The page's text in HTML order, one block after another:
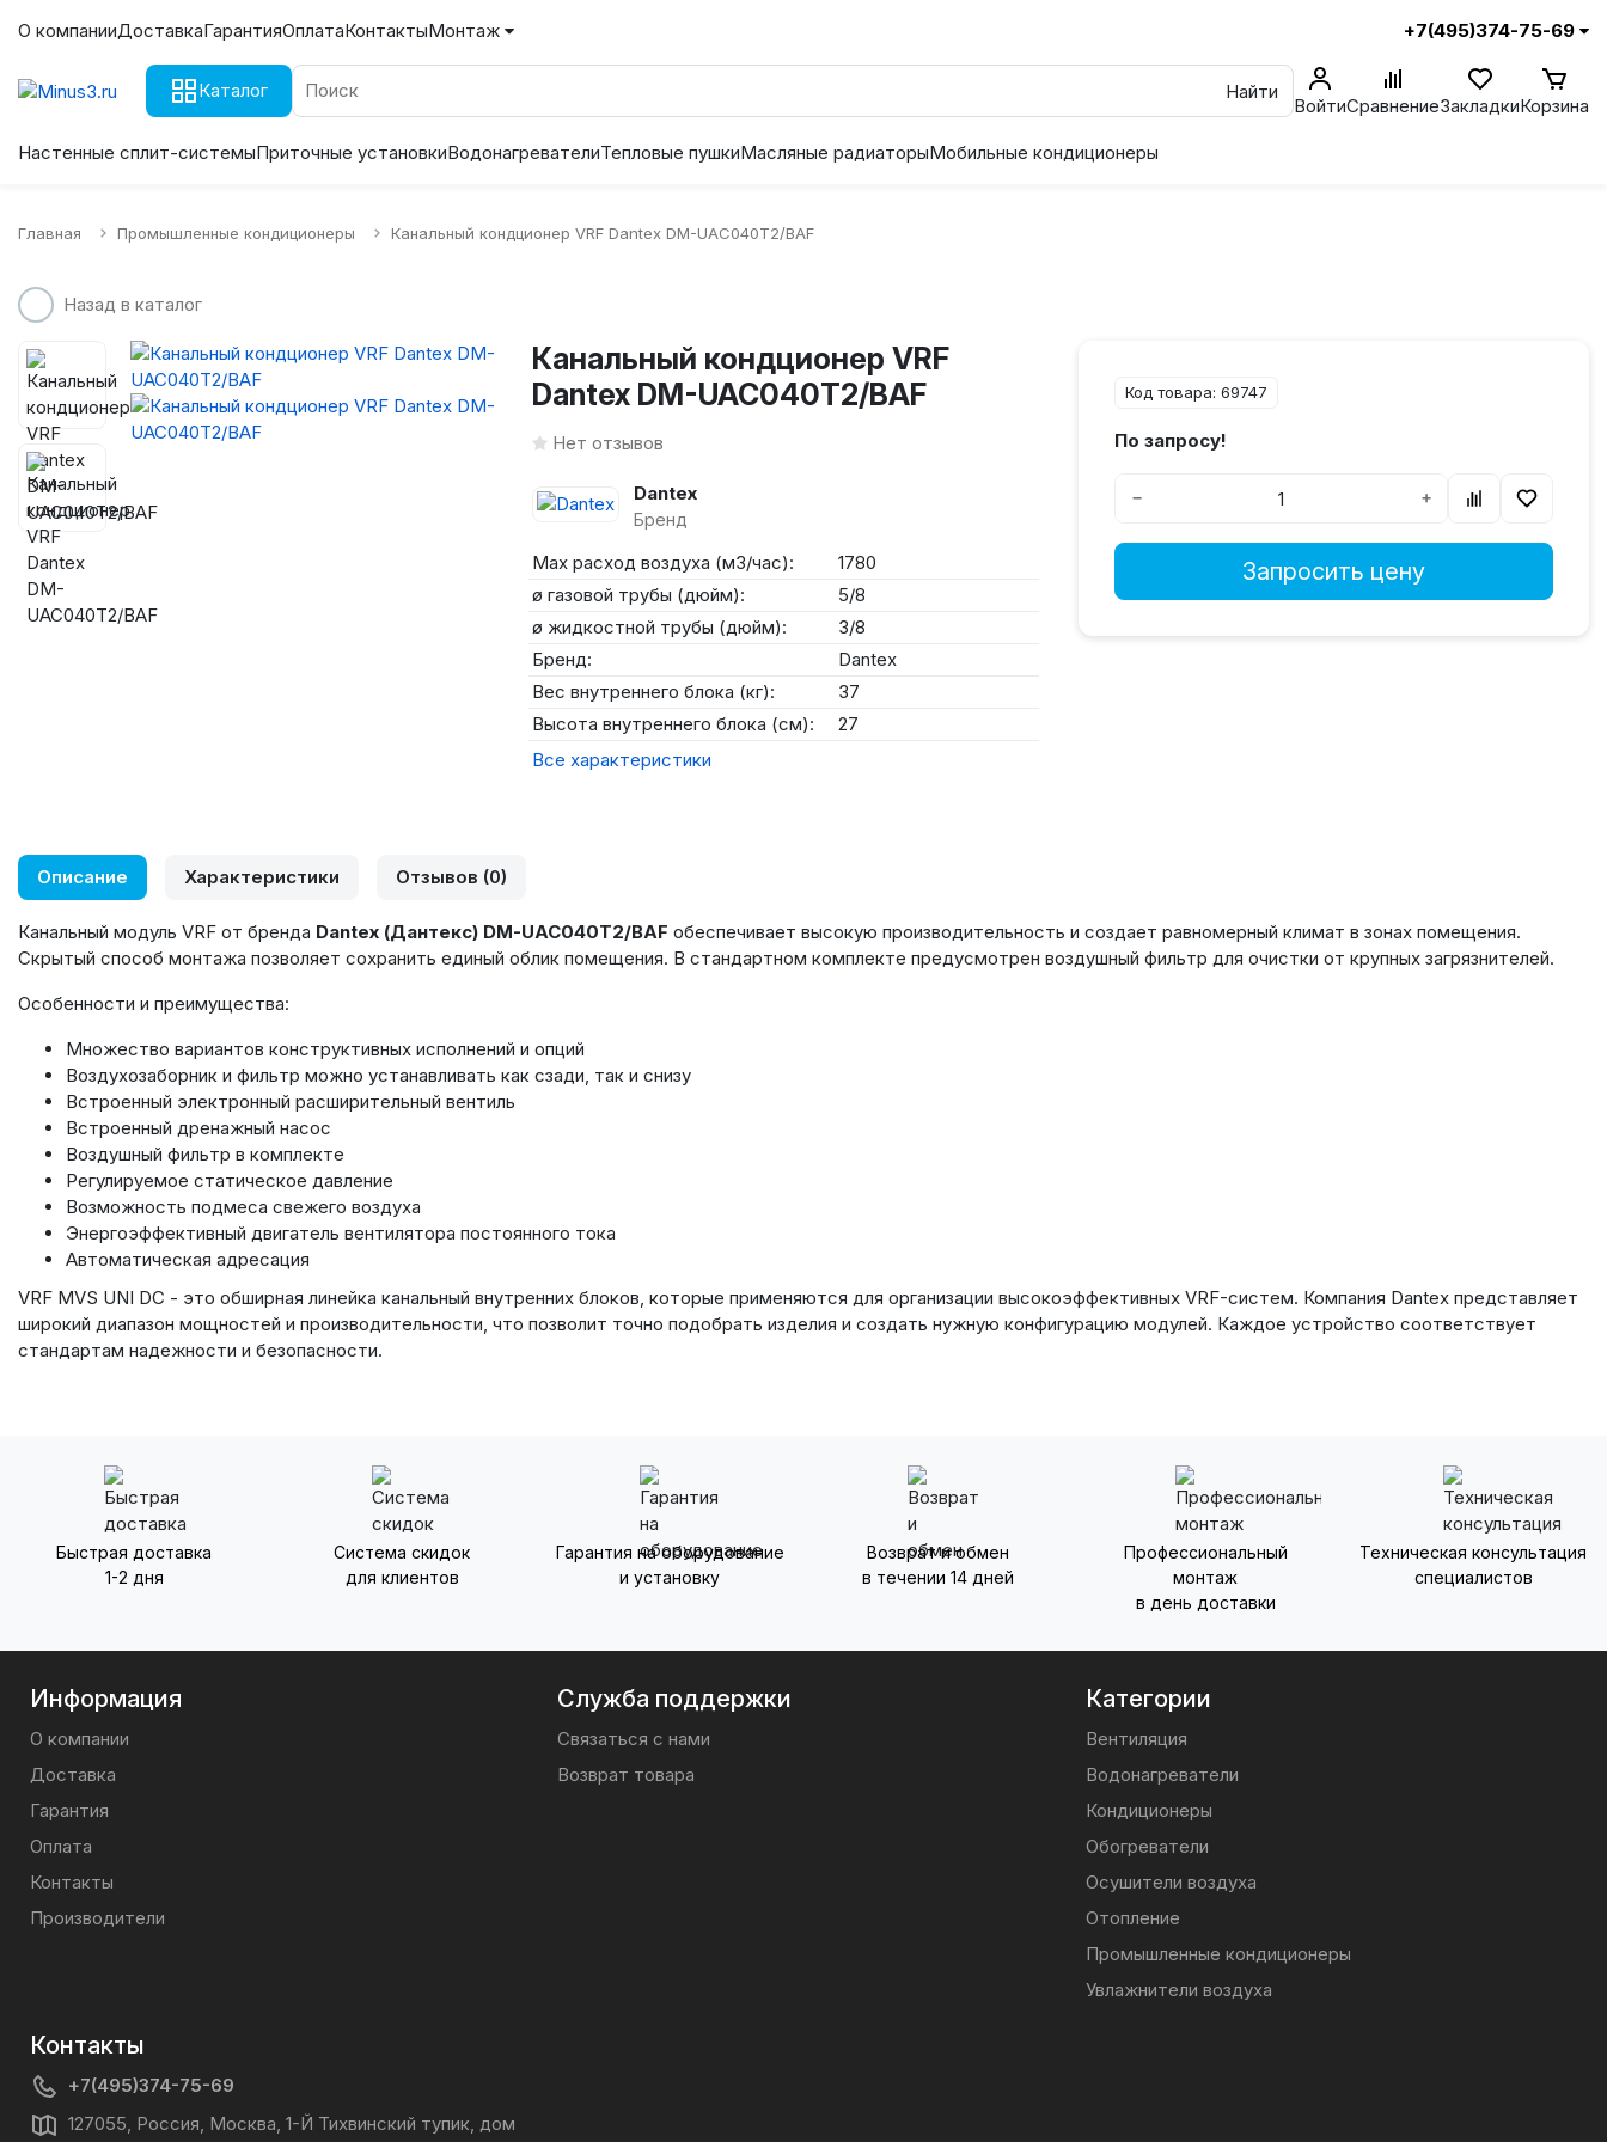
О компанииДоставкаГарантияОплатаКонтактыМонтаж +7(495)374-75-69
Каталог Найти
ВойтиСравнениеЗакладкиКорзина
Настенные сплит-системыПриточные установкиВодонагревателиТепловые пушкиМасляные радиаторыМобильные кондиционеры
Главная Промышленные кондиционеры Канальный кондционер VRF Dantex DM-UAC040T2/BAF
Назад в каталог
Канальный кондционер VRF
Dantex DM-UAC040T2/BAF
Нет отзывов
Dantex
Бренд
Max расход воздуха (м3/час):
1780
ø газовой трубы (дюйм):
5/8
ø жидкостной трубы (дюйм):
3/8
Бренд:
Dantex
Вес внутреннего блока (кг):
37
Высота внутреннего блока (см):
27
Все характеристики
Код товара: 69747
По запросу!
− +
Запросить цену
Описание Характеристики Отзывов (0)
Канальный модуль VRF от бренда Dantex (Дантекс) DM-UAC040T2/BAF обеспечивает высокую производительность и создает равномерный климат в зонах помещения.
Скрытый способ монтажа позволяет сохранить единый облик помещения. В стандартном комплекте предусмотрен воздушный фильтр для очистки от крупных загрязнителей.
Особенности и преимущества:
Множество вариантов конструктивных исполнений и опций
Воздухозаборник и фильтр можно устанавливать как сзади, так и снизу
Встроенный электронный расширительный вентиль
Встроенный дренажный насос
Воздушный фильтр в комплекте
Регулируемое статическое давление
Возможность подмеса свежего воздуха
Энергоэффективный двигатель вентилятора постоянного тока
Автоматическая адресация
VRF MVS UNI DC - это обширная линейка канальный внутренних блоков, которые применяются для организации высокоэффективных VRF-систем. Компания Dantex представляет
широкий диапазон мощностей и производительности, что позволит точно подобрать изделия и создать нужную конфигурацию модулей. Каждое устройство соответствует
стандартам надежности и безопасности.
Быстрая доставка
1-2 дня
Система скидок
для клиентов
Гарантия на оборудование
и установку
Возврат и обмен
в течении 14 дней
Профессиональный
монтаж
в день доставки
Техническая консультация
специалистов
Информация
О компании
Доставка
Гарантия
Оплата
Контакты
Производители
Служба поддержки
Связаться с нами
Возврат товара
Категории
Вентиляция
Водонагреватели
Кондиционеры
Обогреватели
Осушители воздуха
Отопление
Промышленные кондиционеры
Увлажнители воздуха
Контакты
+7(495)374-75-69
127055, Россия, Москва, 1-Й Тихвинский тупик, дом